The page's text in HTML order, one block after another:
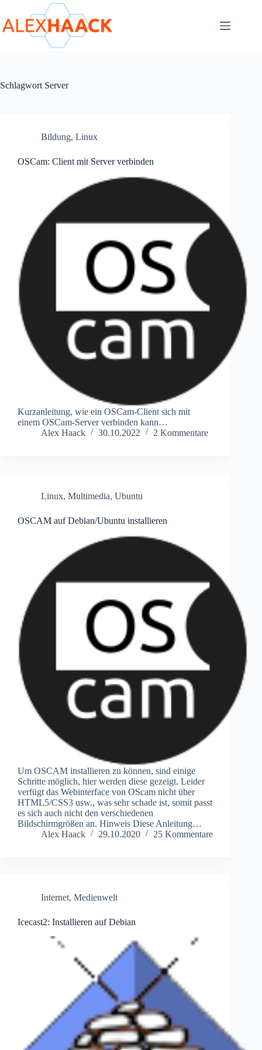
springen
Schlagwort Server
Bildung, Linux
OSCam: Client mit Server verbinden
Kurzanleitung, wie ein OSCam-Client sich mit
einem OSCam-Server verbinden kann…
Alex Haack
30.10.2022 2 Kommentare
Linux, Multimedia, Ubuntu
OSCAM auf Debian/Ubuntu installieren
Um OSCAM installieren zu können, sind einige
Schritte möglich, hier werden diese gezeigt. Leider
verfügt das Webinterface von OScam nicht über
HTML5/CSS3 usw., was sehr schade ist, somit passt
es sich auch nicht den verschiedenen
Bildschirmgrößen an. Hinweis Diese Anleitung…
Alex Haack
29.10.2020 25 Kommentare
Internet, Medienwelt
Icecast2: Installieren auf Debian